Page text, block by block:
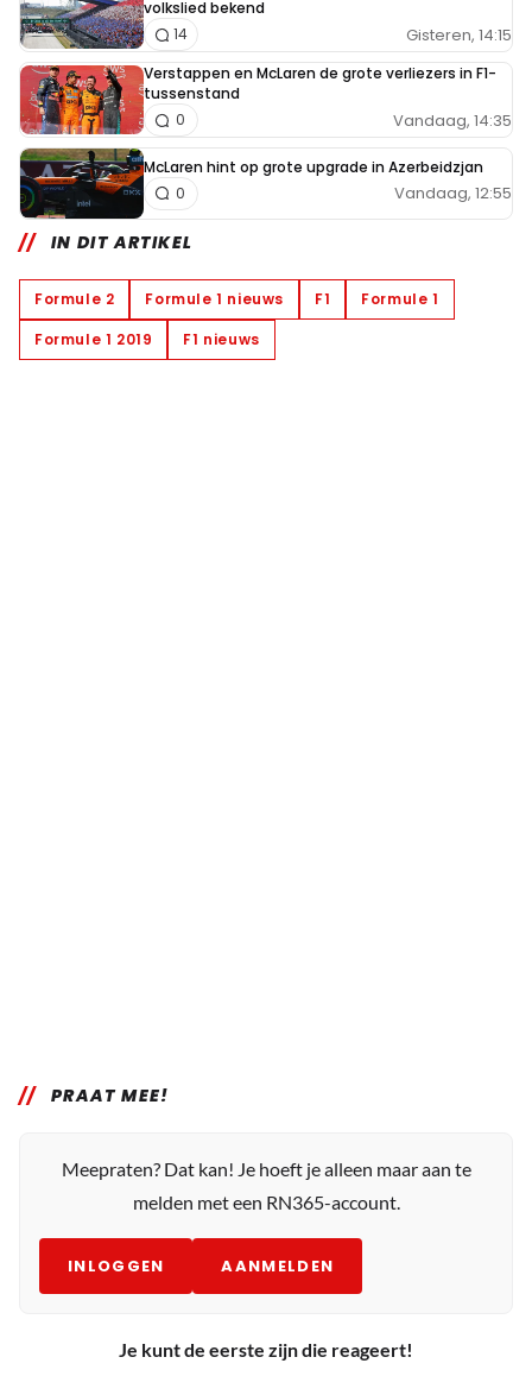
volkslied bekend
Gisteren, 14:15
14
Verstappen en McLaren de grote verliezers in F1-
tussenstand
Vandaag, 14:35
0
McLaren hint op grote upgrade in Azerbeidzjan
Vandaag, 12:55
0
IN DIT ARTIKEL
Formule 2 Formule 1 nieuws F1
Formule 1
Formule 1 2019
F1 nieuws
PRAAT MEE!
Meepraten? Dat kan! Je hoeft je alleen maar aan te
melden met een RN365-account.
INLOGGEN AANMELDEN
Je kunt de eerste zijn die reageert!